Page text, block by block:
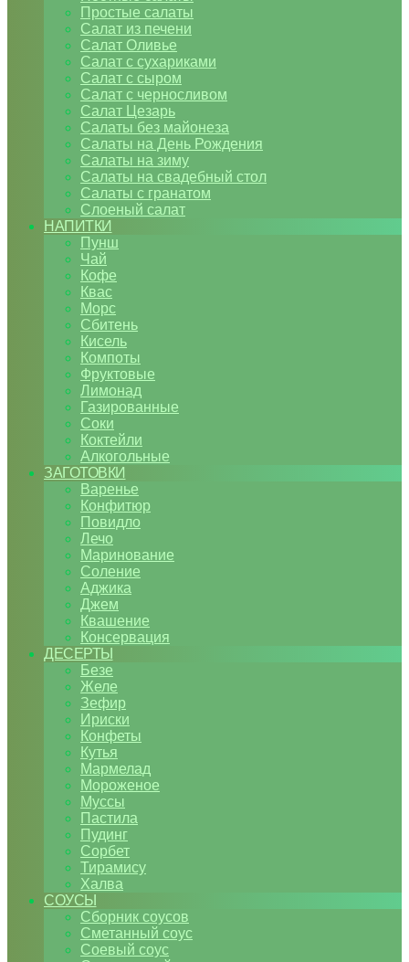
Простые салаты
Салат из печени
Салат Оливье
Салат с сухариками
Салат с сыром
Салат с черносливом
Салат Цезарь
Салаты без майонеза
Салаты на День Рождения
Салаты на зиму
Салаты на свадебный стол
Салаты с гранатом
Слоеный салат
НАПИТКИ
Пунш
Чай
Кофе
Квас
Морс
Сбитень
Кисель
Компоты
Фруктовые
Лимонад
Газированные
Соки
Коктейли
Алкогольные
ЗАГОТОВКИ
Варенье
Конфитюр
Повидло
Лечо
Маринование
Соление
Аджика
Джем
Квашение
Консервация
ДЕСЕРТЫ
Безе
Желе
Зефир
Ириски
Конфеты
Кутья
Мармелад
Мороженое
Муссы
Пастила
Пудинг
Сорбет
Тирамису
Халва
СОУСЫ
Сборник соусов
Сметанный соус
Соевый соус